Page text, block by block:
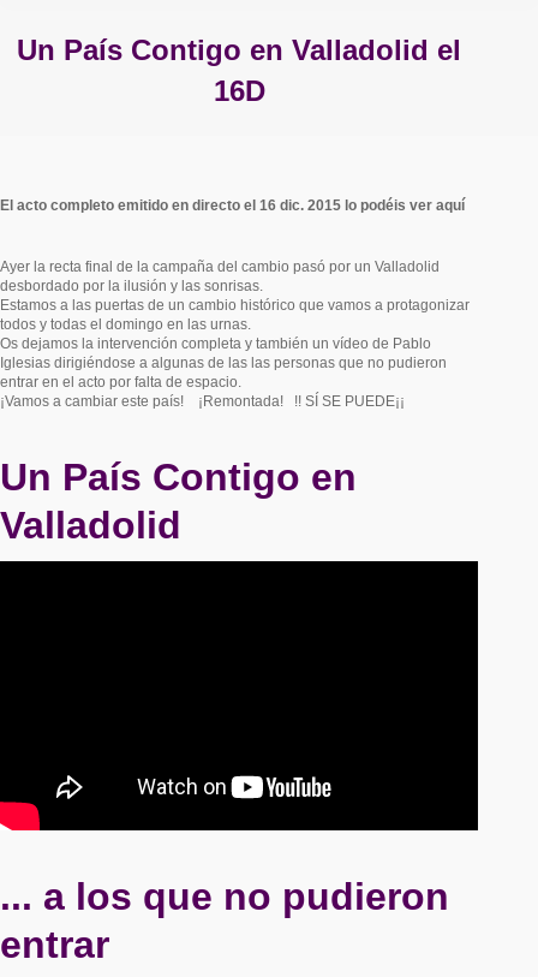
Un País Contigo en Valladolid el
16D
El acto completo emitido en directo el 16 dic. 2015 lo podéis ver aquí
Ayer la recta final de la campaña del cambio pasó por un Valladolid
desbordado por la ilusión y las sonrisas.
Estamos a las puertas de un cambio histórico que vamos a protagonizar
todos y todas el domingo en las urnas.
Os dejamos la intervención completa y también un vídeo de Pablo
Iglesias dirigiéndose a algunas de las las personas que no pudieron
entrar en el acto por falta de espacio.
¡Vamos a cambiar este país! ¡Remontada! !! SÍ SE PUEDE¡¡
Un País Contigo en
Valladolid
... a los que no pudieron
entrar